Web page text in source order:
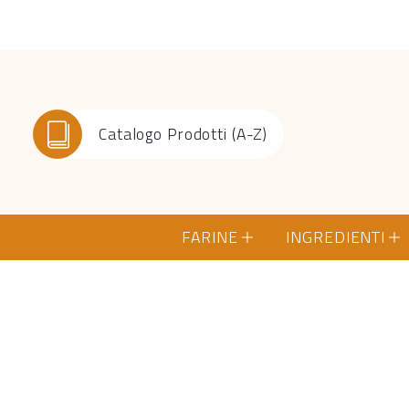
Catalogo Prodotti (A-Z)
FARINE INGREDIENTI